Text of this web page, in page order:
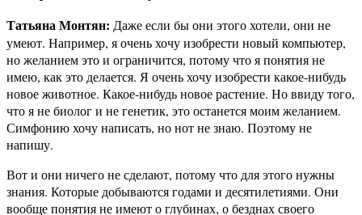
Татьяна Монтян: Даже если бы они этого хотели, они не
умеют. Например, я очень хочу изобрести новый компьютер,
но желанием это и ограничится, потому что я понятия не
имею, как это делается. Я очень хочу изобрести какое-нибудь
новое животное. Какое-нибудь новое растение. Но ввиду того,
что я не биолог и не генетик, это останется моим желанием.
Симфонию хочу написать, но нот не знаю. Поэтому не
напишу.
Вот и они ничего не сделают, потому что для этого нужны
знания. Которые добываются годами и десятилетиями. Они
вообще понятия не имеют о глубинах, о безднах своего